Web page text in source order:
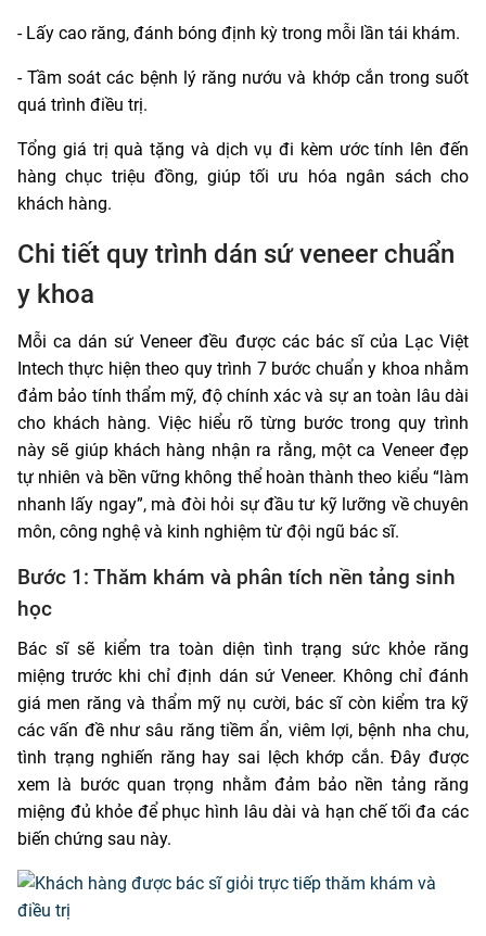
- Lấy cao răng, đánh bóng định kỳ trong mỗi lần tái khám.
- Tầm soát các bệnh lý răng nướu và khớp cắn trong suốt
quá trình điều trị.
Tổng giá trị quà tặng và dịch vụ đi kèm ước tính lên đến
hàng chục triệu đồng, giúp tối ưu hóa ngân sách cho
khách hàng.
Chi tiết quy trình dán sứ veneer chuẩn
y khoa
Mỗi ca dán sứ Veneer đều được các bác sĩ của Lạc Việt
Intech thực hiện theo quy trình 7 bước chuẩn y khoa nhằm
đảm bảo tính thẩm mỹ, độ chính xác và sự an toàn lâu dài
cho khách hàng. Việc hiểu rõ từng bước trong quy trình
này sẽ giúp khách hàng nhận ra rằng, một ca Veneer đẹp
tự nhiên và bền vững không thể hoàn thành theo kiểu “làm
nhanh lấy ngay”, mà đòi hỏi sự đầu tư kỹ lưỡng về chuyên
môn, công nghệ và kinh nghiệm từ đội ngũ bác sĩ.
Bước 1: Thăm khám và phân tích nền tảng sinh
học
Bác sĩ sẽ kiểm tra toàn diện tình trạng sức khỏe răng
miệng trước khi chỉ định dán sứ Veneer. Không chỉ đánh
giá men răng và thẩm mỹ nụ cười, bác sĩ còn kiểm tra kỹ
các vấn đề như sâu răng tiềm ẩn, viêm lợi, bệnh nha chu,
tình trạng nghiến răng hay sai lệch khớp cắn. Đây được
xem là bước quan trọng nhằm đảm bảo nền tảng răng
miệng đủ khỏe để phục hình lâu dài và hạn chế tối đa các
biến chứng sau này.